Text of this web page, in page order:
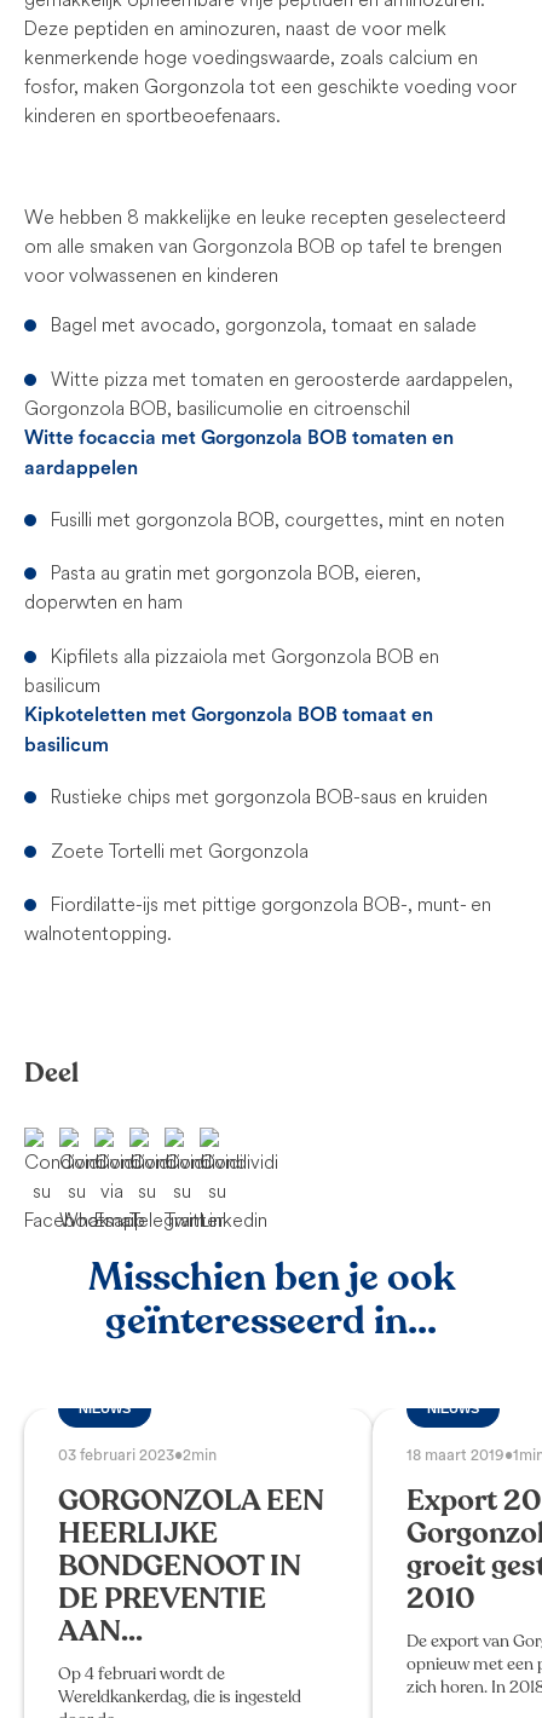
Deze peptiden en aminozuren, naast de voor melk
kenmerkende hoge voedingswaarde, zoals calcium en
fosfor, maken Gorgonzola tot een geschikte voeding voor
kinderen en sportbeoefenaars.
We hebben 8 makkelijke en leuke recepten geselecteerd
om alle smaken van Gorgonzola BOB op tafel te brengen
voor volwassenen en kinderen
Bagel met avocado, gorgonzola, tomaat en salade
Witte pizza met tomaten en geroosterde aardappelen,
Gorgonzola BOB, basilicumolie en citroenschil
Witte focaccia met Gorgonzola BOB tomaten en
aardappelen
Fusilli met gorgonzola BOB, courgettes, mint en noten
Pasta au gratin met gorgonzola BOB, eieren,
doperwten en ham
Kipfilets alla pizzaiola met Gorgonzola BOB en
basilicum
Kipkoteletten met Gorgonzola BOB tomaat en
basilicum
Rustieke chips met gorgonzola BOB-saus en kruiden
Zoete Tortelli met Gorgonzola
Fiordilatte-ijs met pittige gorgonzola BOB-, munt- en
walnotentopping.
Deel
Misschien ben je ook
geïnteresseerd in...
NIEUWS
03 februari 2023•2min
GORGONZOLA EEN
HEERLIJKE
BONDGENOOT IN
DE PREVENTIE
AAN...
Op 4 februari wordt de
Wereldkankerdag, die is ingesteld
NIEUWS
18 maart 2019•
Export
groeit
2010
De export van
opnieuw met een
zich horen. In